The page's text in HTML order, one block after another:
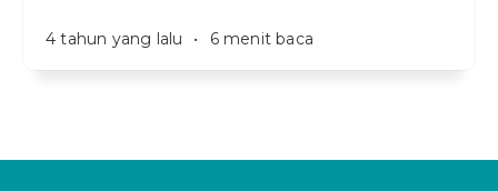
4 tahun yang lalu • 6 menit baca